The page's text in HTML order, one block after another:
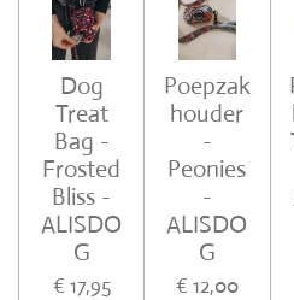
Dog
Treat
Bag -
Frosted
Bliss -
ALISDO
G
€ 17,95
Poepzak
houder
-
Peonies
-
ALISDO
G
€ 12,00